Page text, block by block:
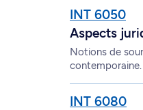
INT 6050
Aspects
Notions de
contemporaine.
INT 6080